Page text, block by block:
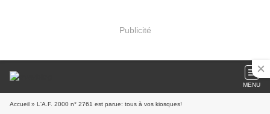
Publicité
MENU
Accueil » L'A.F. 2000 n° 2761 est parue: tous à vos kiosques!